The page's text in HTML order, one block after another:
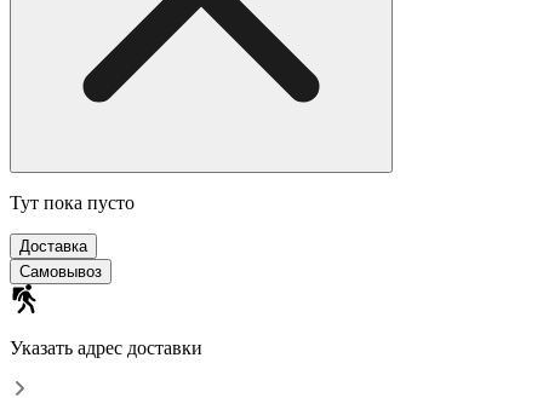
Тут пока пусто
Доставка
Самовывоз
Указать адрес доставки